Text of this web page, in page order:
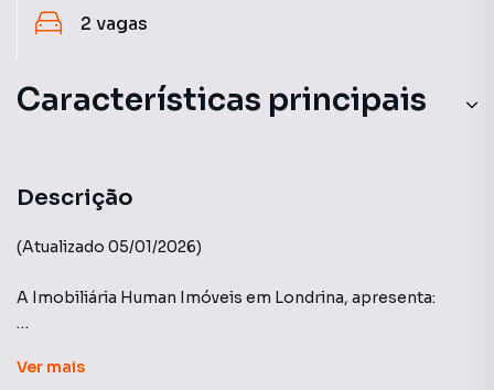
2 vagas
Características principais
Varanda gourmet
Sacada com Skin Glass
Ar-Condicionado
Descrição
(Atualizado 05/01/2026)
A Imobiliária Human Imóveis em Londrina, apresenta:
Ver mais